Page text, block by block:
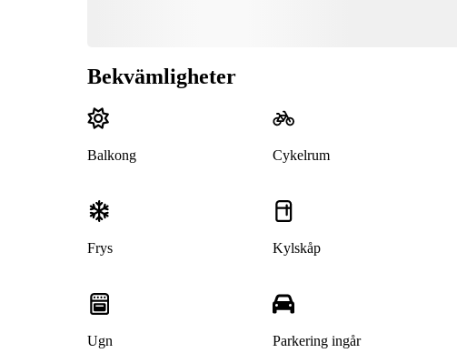
Bekvämligheter
Balkong Cykelrum
Frys Kylskåp
Ugn Parkering ingår